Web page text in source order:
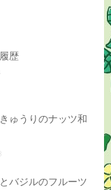
歴
ゅうりのナッツ和
バジルのフルーツ